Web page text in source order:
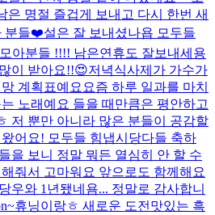
은 명절 즐겁게 보내고 다시 한번 새
분들❤️설은 잘 보내셨나욥 모두들
모아분들 !!!! 남은연휴도 잘보내세용
이 받아요!!😍저녁식사제가 가수가
계획표예요 요즘 하루 일과를 마치
노래예요 들을 때만큼은 평안하고
저 뿐만 아니라 많은 분들이 공감할
어요! 모두들 힘냅시당다들 축하
을 보니 정말 뭐든 열심히 안 할 수
줘서 고마워요 앞으로도 함께해요
우와 1년됐네욤... 정말로 감사합니
휴닝이랑ㅎ 새로운 도전 맛있는 흑